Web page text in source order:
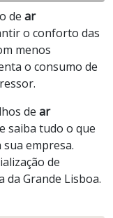
de ar
o conforto das
menos
o consumo de
de ar
saiba tudo o que
empresa.
de
da Grande Lisboa.